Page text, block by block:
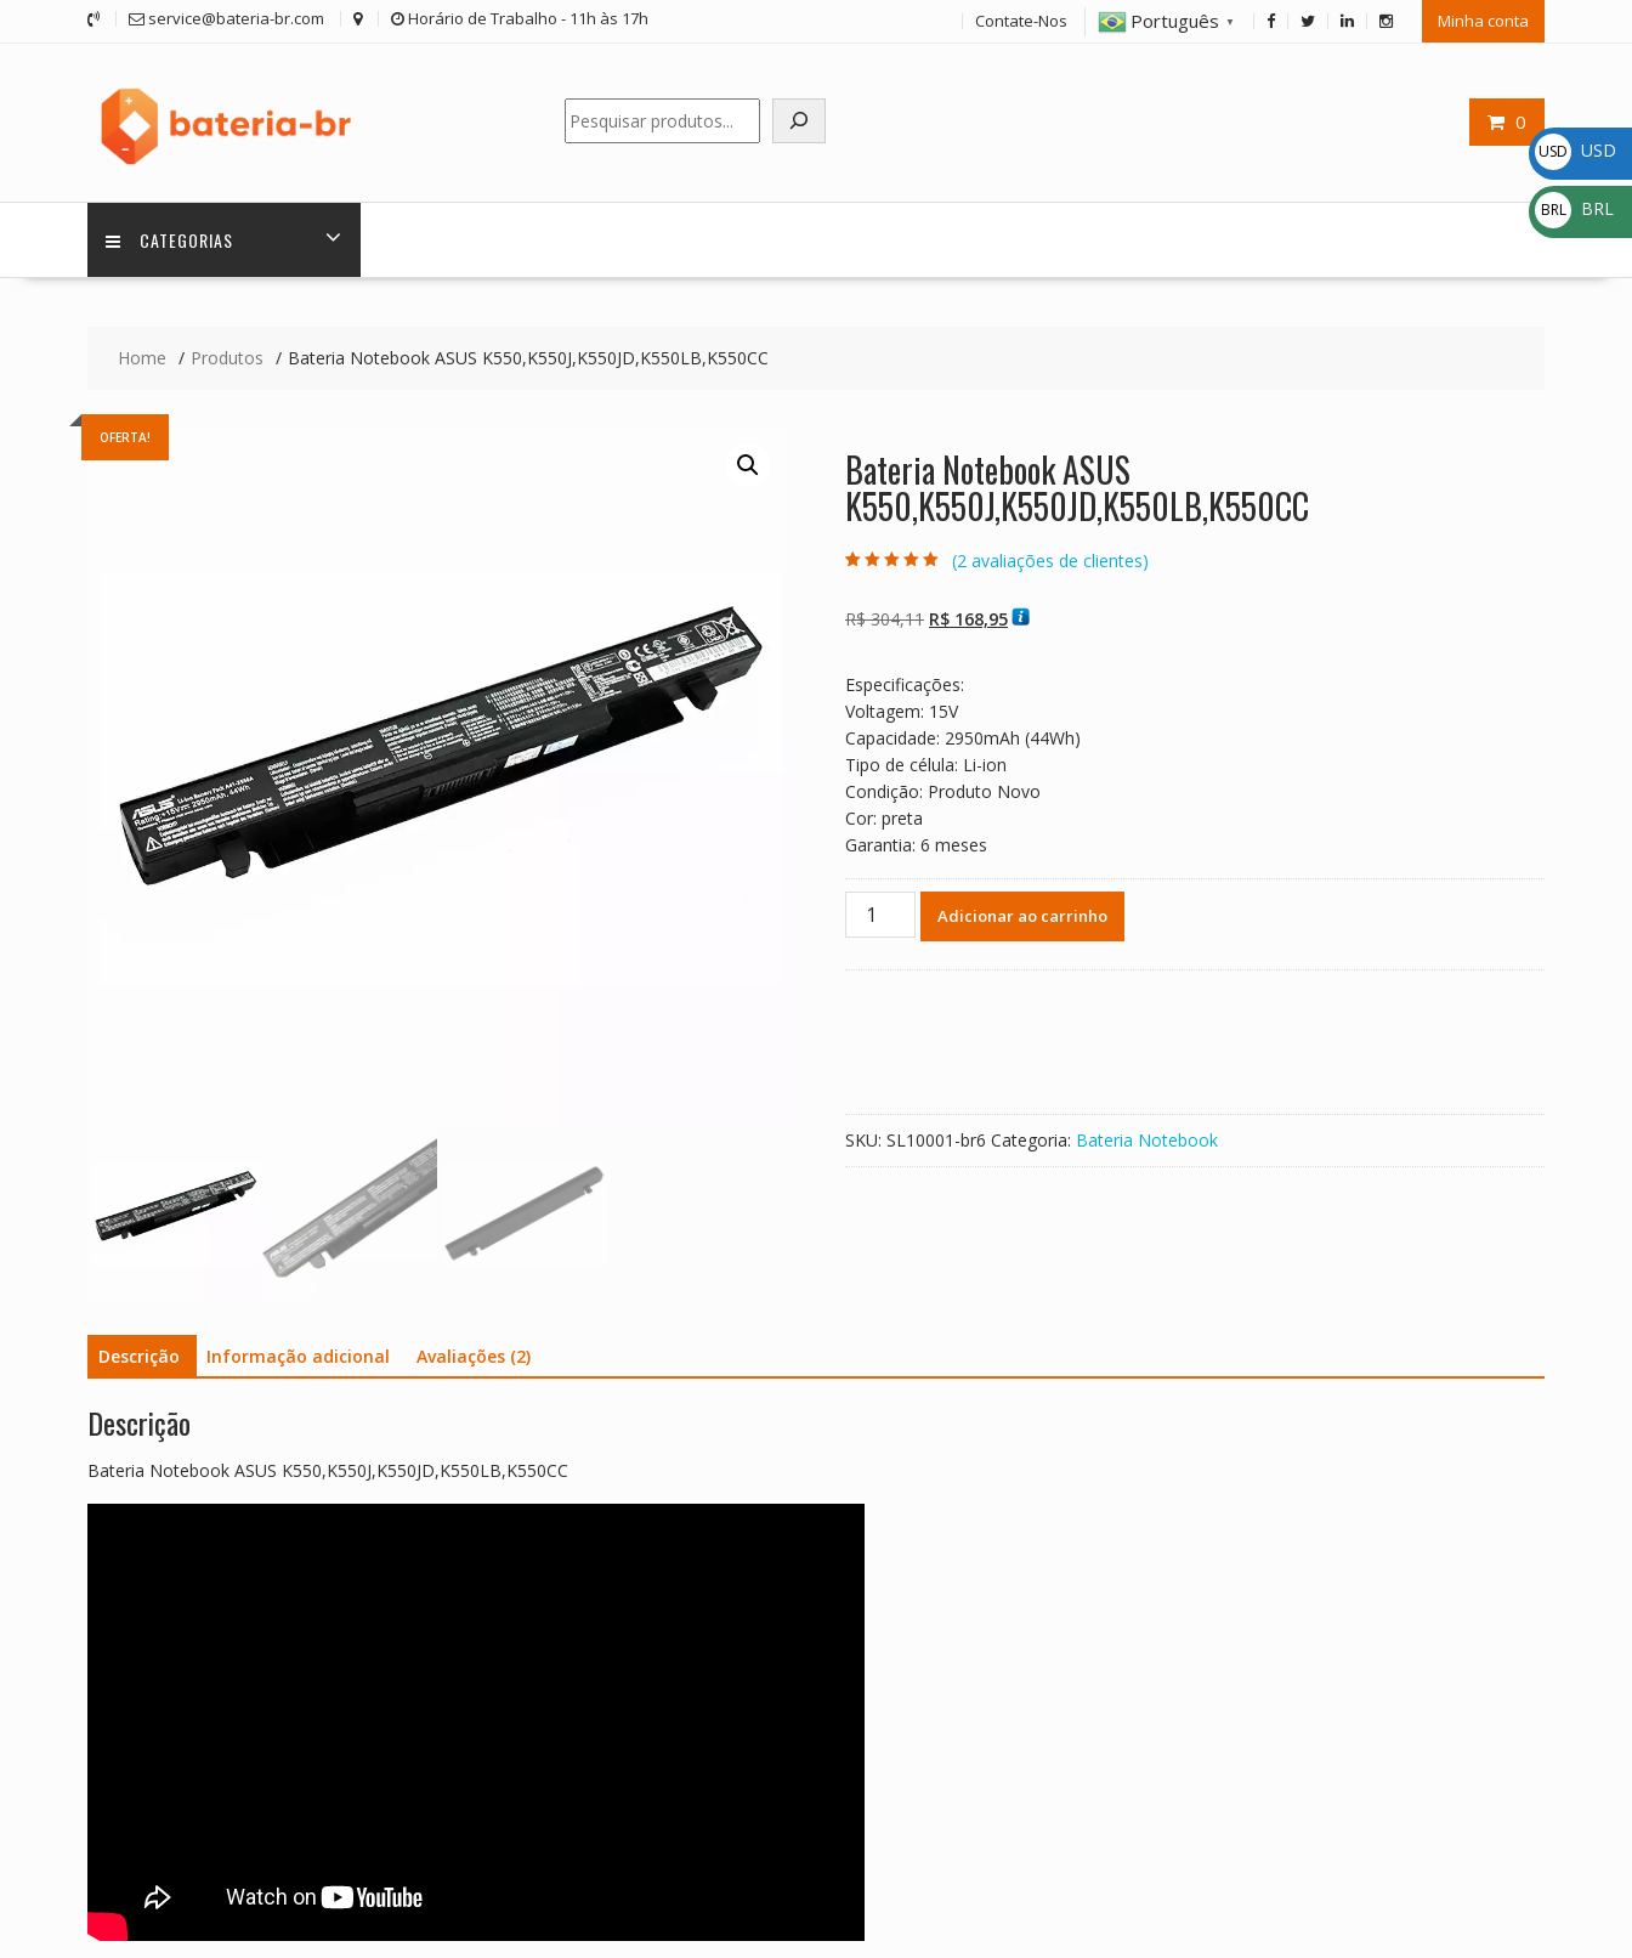
service@bateria-br.com Horário de Trabalho - 11h às 17h Contate-Nos Português ▼ Minha conta
0
Pesquisar
CATEGORIAS
Home Produtos Bateria Notebook ASUS K550,K550J,K550JD,K550LB,K550CC
OFERTA!
Bateria Notebook ASUS
K550,K550J,K550JD,K550LB,K550CC
baseado em
avaliações de
(2 avaliações de clientes)
R$304,11 O
era:
R$ 304,11.
R$ 168,95O
Especificações:
Voltagem: 15V
Capacidade: 2950mAh (44Wh)
Tipo de célula: Li-ion
Condição: Produto Novo
Cor: preta
Garantia: 6 meses
Bateria
Notebook
Adicionar ao carrinho
SKU: SL10001-br6 Categoria: Bateria Notebook
Descrição Informação adicional Avaliações (2)
Descrição
Bateria Notebook ASUS K550,K550J,K550JD,K550LB,K550CC
USD
$
USD
BRL
R$
BRL